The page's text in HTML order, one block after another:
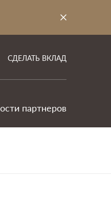
СДЕЛАТЬ ВКЛАД
партнеров